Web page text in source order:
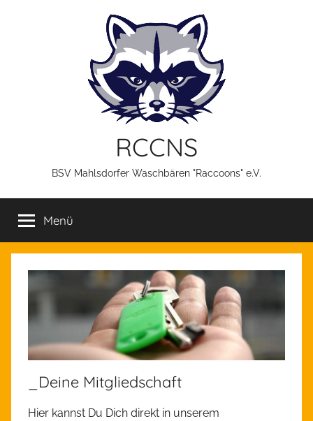
RCCNS
BSV Mahlsdorfer Waschbären "Raccoons" e.V.
Menü
_Deine Mitgliedschaft
Hier kannst Du Dich direkt in unserem